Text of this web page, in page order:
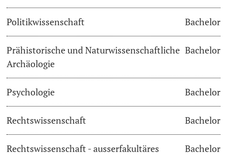
Politikwissenschaft Bachelor
Prähistorische und Naturwissenschaftliche
Archäologie
Bachelor
Psychologie Bachelor
Rechtswissenschaft Bachelor
Rechtswissenschaft - ausserfakultäres
Bachelor